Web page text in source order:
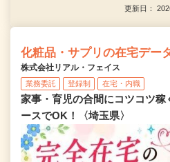
更新日：
化粧品・サプリの在宅デー
株式会社リアル・フェイス
業務委託 登録制 在宅・内職
家事・育児の合間にコツコツ
ースでOK！〈埼玉県〉